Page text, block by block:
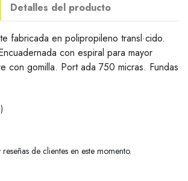
Detalles del producto
fabricada en polipropileno transl·cido.
con espiral para mayor
con gomilla. Port ada 750 micras. Fundas
de clientes en este momento.